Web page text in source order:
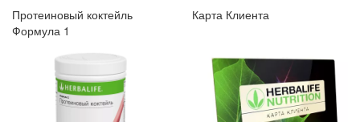
Протеиновый коктейль
Формула 1
Карта Клиента